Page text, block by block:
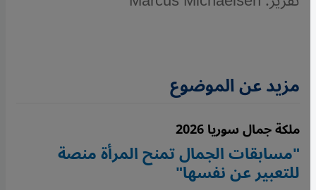
مزيد عن الموضوع
ملكة جمال سوريا 2026
"مسابقات الجمال تمنح المرأة منصة
للتعبير عن نفسها"